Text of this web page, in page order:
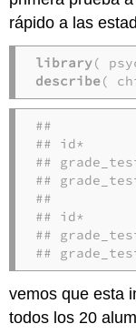
rápido a las
library
describe(
##
## id*
##
##
##
## id*
##
##
vemos que esta
todos los 20